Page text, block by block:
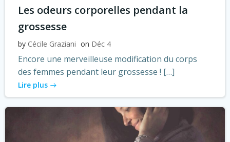
Les odeurs corporelles pendant la
grossesse
by Cécile Graziani on Déc 4
Encore une merveilleuse modification du corps
des femmes pendant leur grossesse ! […]
Lire plus